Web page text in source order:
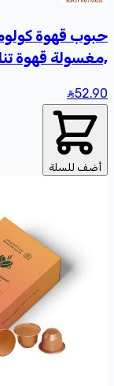
حبوب قهوة
52.90
أضف للسلة